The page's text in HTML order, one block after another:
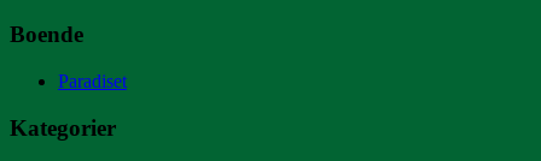
Boende
Paradiset
Kategorier